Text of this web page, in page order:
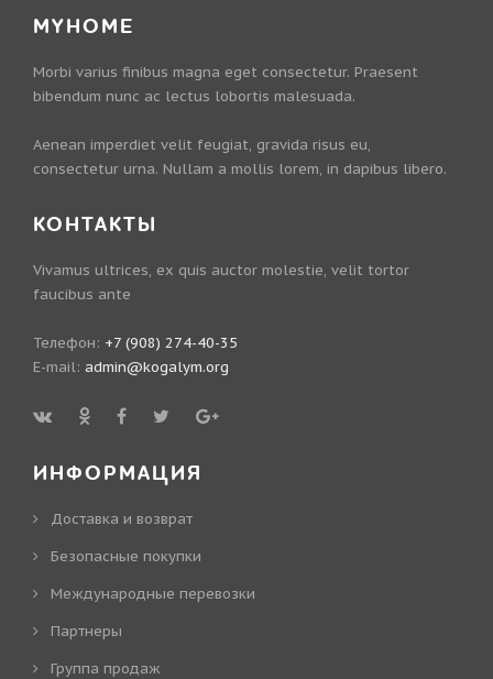
MYHOME
Morbi varius finibus magna eget consectetur. Praesent
bibendum nunc ac lectus lobortis malesuada.
Aenean imperdiet velit feugiat, gravida risus eu,
consectetur urna. Nullam a mollis lorem, in dapibus libero.
КОНТАКТЫ
Vivamus ultrices, ex quis auctor molestie, velit tortor
faucibus ante
Телефон: +7 (908) 274-40-35
E-mail: admin@kogalym.org
ИНФОРМАЦИЯ
Доставка и возврат
Безопасные покупки
Международные перевозки
Партнеры
Группа продаж